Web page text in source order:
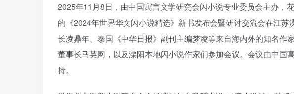
2025年11月8日，由中国寓言文学研究会闪小说专业委员会主办，
的《2024年世界华文闪小说精选》新书发布会暨研讨交流会在江
长凌鼎年、泰国《中华日报》副刊主编梦凌等来自海内外的知名作
董事长马英网，以及溧阳本地闪小说作家们参加会议。会议由中国
持。